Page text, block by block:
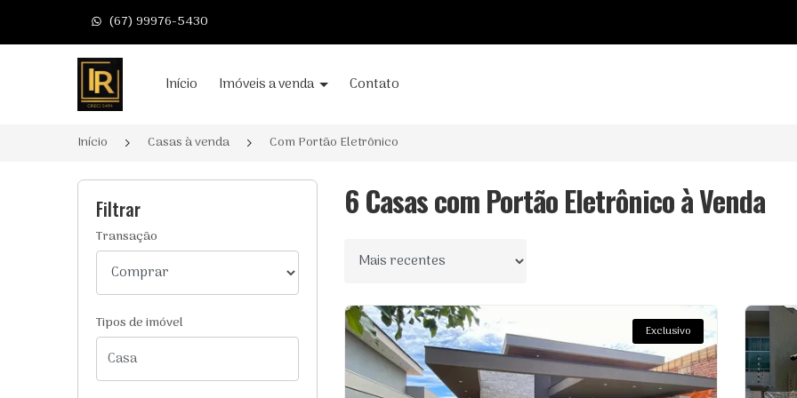
(67) 99976-5430
Página inicialInício Imóveis a venda Contato
Início Casas à venda Com Portão Eletrônico
Filtrar
Transação
Tipos de imóvel
6 Casas com Portão Eletrônico à Venda
Ordenar por
Exclusivo